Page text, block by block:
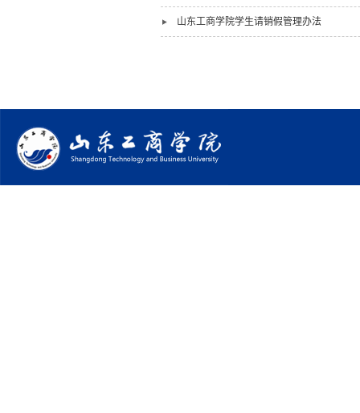
山东工商学院学生请销假管理办法